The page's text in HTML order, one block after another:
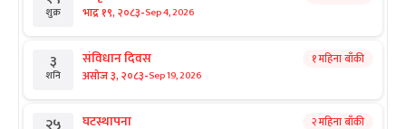
शुक्र भाद्र १९, २०८३-Sep 4, 2026
३
शनि
संविधान दिवस
असोज ३, २०८३-Sep 19, 2026
१ महिना बाँकी
घटस्थापना २ महिना बाँकी